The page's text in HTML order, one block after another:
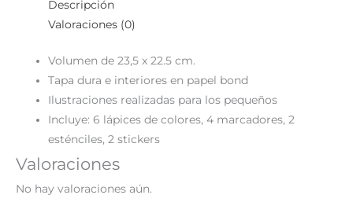
Descripción
Valoraciones (0)
Volumen de 23,5 x 22.5 cm.
Tapa dura e interiores en papel bond
Ilustraciones realizadas para los pequeños
Incluye: 6 lápices de colores, 4 marcadores, 2
esténciles, 2 stickers
Valoraciones
No hay valoraciones aún.